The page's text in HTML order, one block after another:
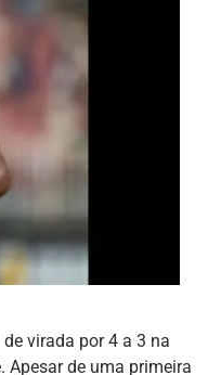
virada por 4 a 3 na
Apesar de uma primeira